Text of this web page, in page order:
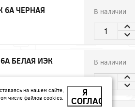
6А ЧЕРНАЯ
В наличии
БЕЛАЯ ИЭК
В наличии
на нашем сайте,
числе файлов cookies.
Я
СОГЛАСЕН